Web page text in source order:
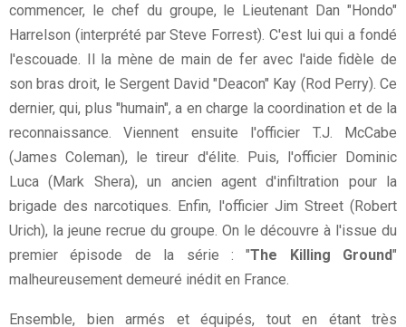
commencer, le chef du groupe, le Lieutenant Dan "Hondo"
Harrelson (interprété par Steve Forrest). C'est lui qui a fondé
l'escouade. Il la mène de main de fer avec l'aide fidèle de
son bras droit, le Sergent David "Deacon" Kay (Rod Perry). Ce
dernier, qui, plus "humain", a en charge la coordination et de la
reconnaissance. Viennent ensuite l'officier T.J. McCabe
(James Coleman), le tireur d'élite. Puis, l'officier Dominic
Luca (Mark Shera), un ancien agent d'infiltration pour la
brigade des narcotiques. Enfin, l'officier Jim Street (Robert
Urich), la jeune recrue du groupe. On le découvre à l'issue du
premier épisode de la série : "The Killing Ground"
malheureusement demeuré inédit en France.
Ensemble, bien armés et équipés, tout en étant très